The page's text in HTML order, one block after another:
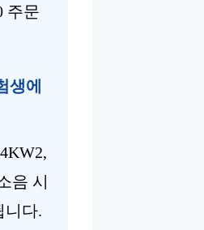
주문
생에
음 시
니다.